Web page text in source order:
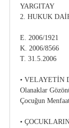
YARGITAY
2. HUKUK
E. 2006/1921
K. 2006/8566
T. 31.5.2006
• VELAYETİN
Olanaklar
Çocuğun
•